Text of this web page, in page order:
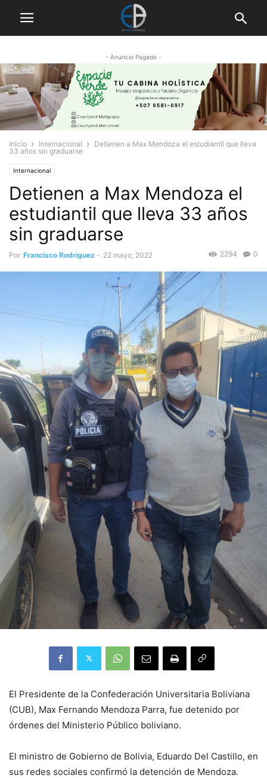
- Anuncio Pagado -
Inicio Internacional
Detienen a Max Mendoza el estudiantil que lleva
33 años sin graduarse
Internacional
Detienen a Max Mendoza el
estudiantil que lleva 33 años
sin graduarse
Por Francisco Rodriguez - 22 mayo, 2022 0
2294
El Presidente de la Confederación Universitaria Boliviana
(CUB), Max Fernando Mendoza Parra, fue detenido por
órdenes del Ministerio Público boliviano.
El ministro de Gobierno de Bolivia, Eduardo Del Castillo, en
sus redes sociales confirmó la detención de Mendoza.